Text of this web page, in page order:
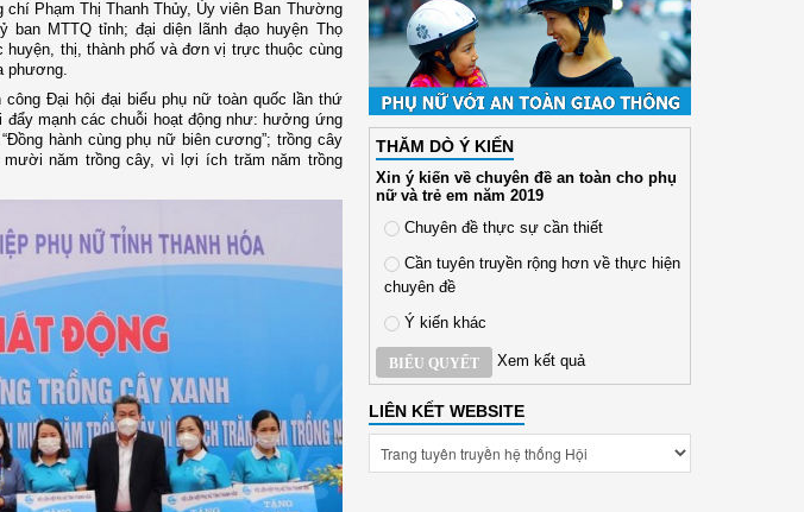
Phạm Thị Thanh Thủy, Ủy viên Ban Thường
MTTQ tỉnh; đại diện lãnh đạo huyện Thọ
thị, thành phố và đơn vị trực thuộc cùng
phương.
Đại hội đại biểu phụ nữ toàn quốc lần thứ
mạnh các chuỗi hoạt động như: hưởng ứng
hành cùng phụ nữ biên cương”; trồng cây
năm trồng cây, vì lợi ích trăm năm trồng
THĂM DÒ Ý KIẾN
Xin ý kiến về chuyên đề an toàn cho phụ
nữ và trẻ em năm 2019
Chuyên đề thực sự cần thiết
Cần tuyên truyền rộng hơn về thực hiện
chuyên đề
Ý kiến khác
BIỂU QUYẾT Xem kết quả
LIÊN KẾT WEBSITE